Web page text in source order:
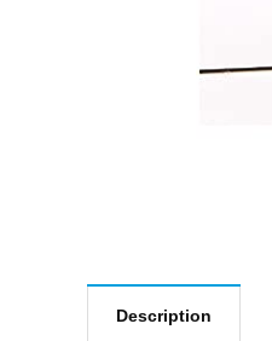
Description